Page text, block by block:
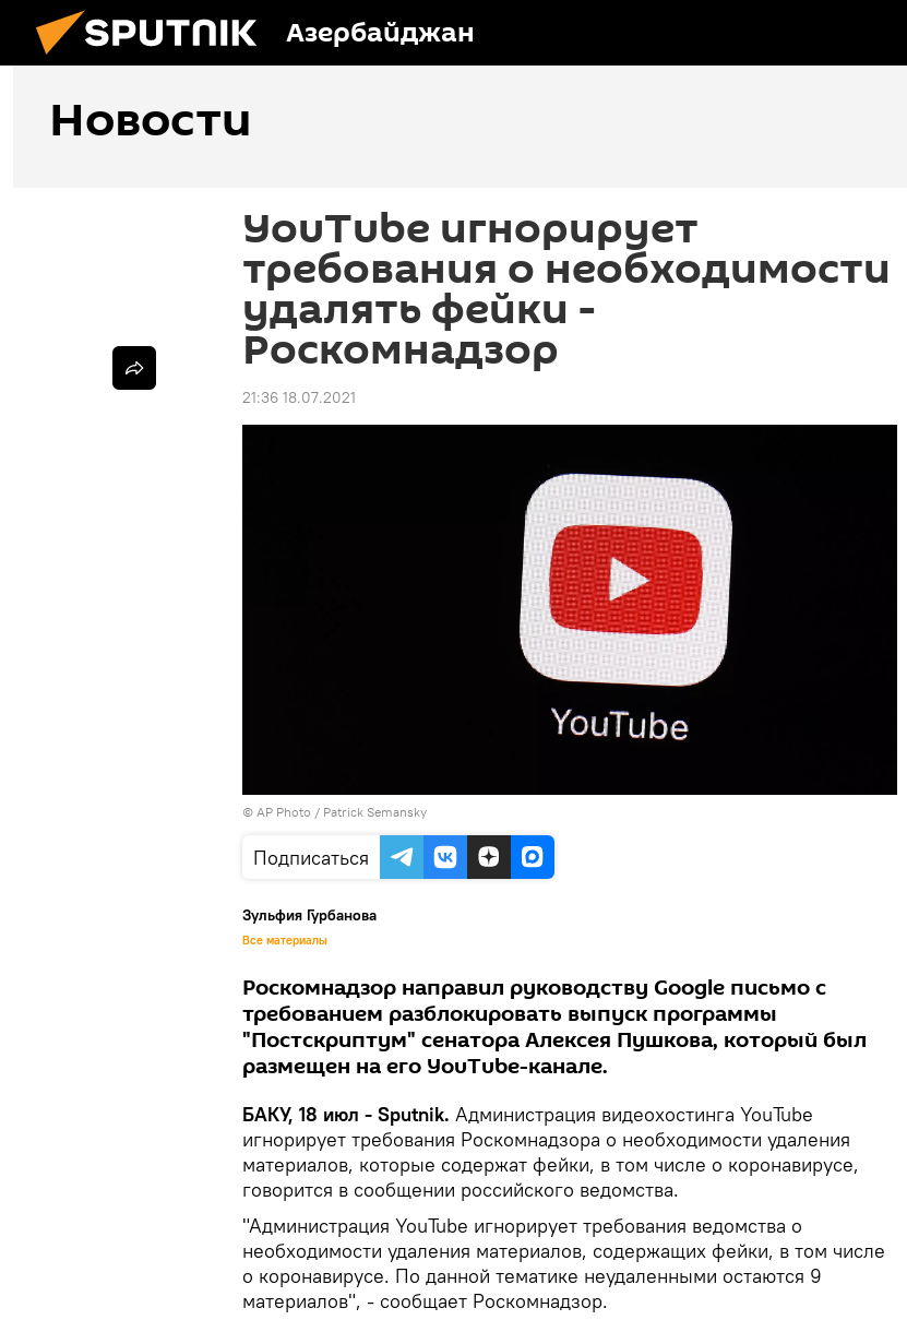
Азербайджан
Новости
YouTube игнорирует
требования о необходимости
удалять фейки -
Роскомнадзор
21:36 18.07.2021
© AP Photo / Patrick Semansky
Подписаться
Зульфия Гурбанова
Все материалы
Роскомнадзор направил руководству Google письмо с
требованием разблокировать выпуск программы
"Постскриптум" сенатора Алексея Пушкова, который был
размещен на его YouTube-канале.
БАКУ, 18 июл - Sputnik. Администрация видеохостинга YouTube
игнорирует требования Роскомнадзора о необходимости удаления
материалов, которые содержат фейки, в том числе о коронавирусе,
говорится в сообщении российского ведомства.
"Администрация YouTube игнорирует требования ведомства о
необходимости удаления материалов, содержащих фейки, в том числе
о коронавирусе. По данной тематике неудаленными остаются 9
материалов", - сообщает Роскомнадзор.